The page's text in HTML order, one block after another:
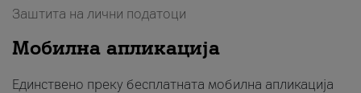
Заштита на лични податоци
Мобилна апликација
Единствено преку бесплатната мобилна апликација